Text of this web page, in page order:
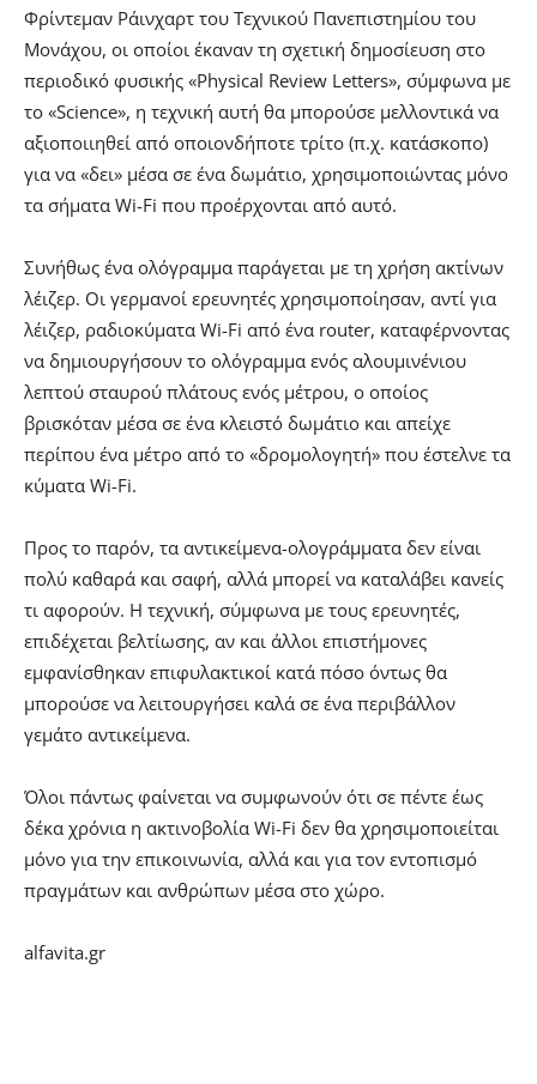
Φρίντεμαν Ράινχαρτ του Τεχνικού Πανεπιστημίου του
Μονάχου, οι οποίοι έκαναν τη σχετική δημοσίευση στο
περιοδικό φυσικής «Physical Review Letters», σύμφωνα με
το «Science», η τεχνική αυτή θα μπορούσε μελλοντικά να
αξιοποιιηθεί από οποιονδήποτε τρίτο (π.χ. κατάσκοπο)
για να «δει» μέσα σε ένα δωμάτιο, χρησιμοποιώντας μόνο
τα σήματα Wi-Fi που προέρχονται από αυτό.
Συνήθως ένα ολόγραμμα παράγεται με τη χρήση ακτίνων
λέιζερ. Οι γερμανοί ερευνητές χρησιμοποίησαν, αντί για
λέιζερ, ραδιοκύματα Wi-Fi από ένα router, καταφέρνοντας
να δημιουργήσουν το ολόγραμμα ενός αλουμινένιου
λεπτού σταυρού πλάτους ενός μέτρου, ο οποίος
βρισκόταν μέσα σε ένα κλειστό δωμάτιο και απείχε
περίπου ένα μέτρο από το «δρομολογητή» που έστελνε τα
κύματα Wi-Fi.
Προς το παρόν, τα αντικείμενα-ολογράμματα δεν είναι
πολύ καθαρά και σαφή, αλλά μπορεί να καταλάβει κανείς
τι αφορούν. Η τεχνική, σύμφωνα με τους ερευνητές,
επιδέχεται βελτίωσης, αν και άλλοι επιστήμονες
εμφανίσθηκαν επιφυλακτικοί κατά πόσο όντως θα
μπορούσε να λειτουργήσει καλά σε ένα περιβάλλον
γεμάτο αντικείμενα.
Όλοι πάντως φαίνεται να συμφωνούν ότι σε πέντε έως
δέκα χρόνια η ακτινοβολία Wi-Fi δεν θα χρησιμοποιείται
μόνο για την επικοινωνία, αλλά και για τον εντοπισμό
πραγμάτων και ανθρώπων μέσα στο χώρο.
alfavita.gr